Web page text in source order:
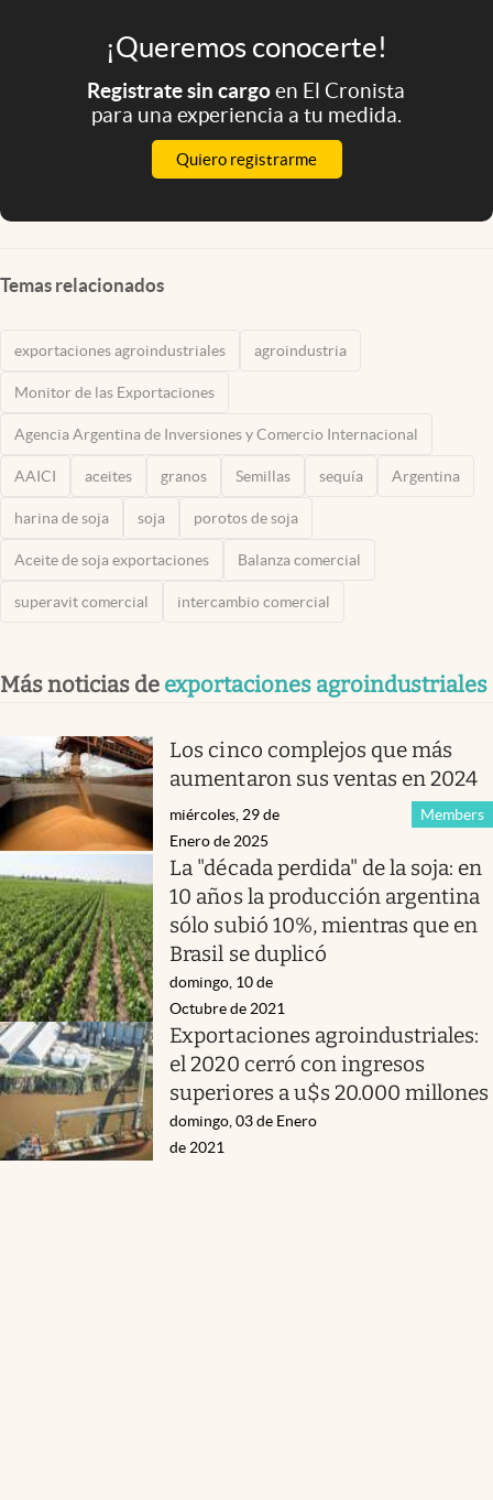
¡Queremos conocerte!
Registrate sin cargoen El Cronista
para una experiencia a tu medida.
Quiero registrarme
Temas relacionados
exportaciones agroindustriales agroindustria
Monitor de las Exportaciones
Agencia Argentina de Inversiones y Comercio Internacional
AAICI aceites granos Semillas sequía Argentina
harina de soja soja porotos de soja
Aceite de soja exportaciones Balanza comercial
superavit comercial intercambio comercial
Más noticias de exportaciones agroindustriales
Los cinco complejos que más
aumentaron sus ventas en 2024
Members
miércoles, 29 de
Enero de 2025
La "década perdida" de la soja: en
10 años la producción argentina
sólo subió 10%, mientras que en
Brasil se duplicó
domingo, 10 de
Octubre de 2021
Exportaciones agroindustriales:
el 2020 cerró con ingresos
superiores a u$s 20.000 millones
domingo, 03 de Enero
de 2021